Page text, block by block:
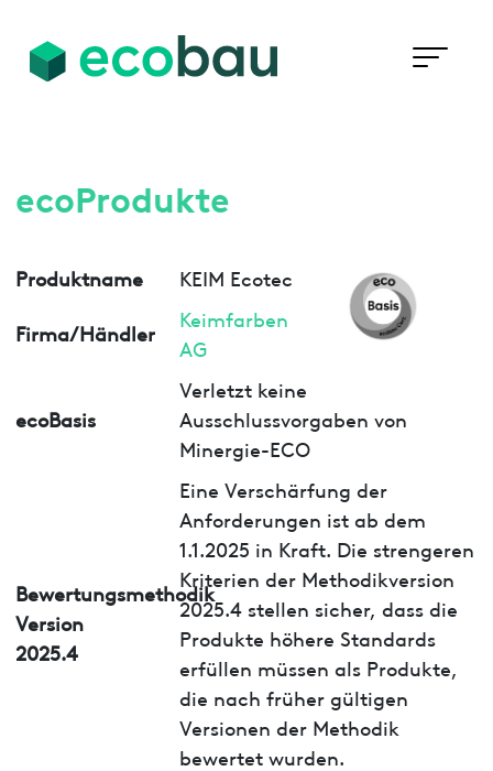
ecoProdukte
Produktname KEIM Ecotec
Firma/Händler
Keimfarben
AG
ecoBasis
Verletzt keine
Ausschlussvorgaben von
Minergie-ECO
Bewertungsmethodik
Version
2025.4
Eine Verschärfung der
Anforderungen ist ab dem
1.1.2025 in Kraft. Die strengeren
Kriterien der Methodikversion
2025.4 stellen sicher, dass die
Produkte höhere Standards
erfüllen müssen als Produkte,
die nach früher gültigen
Versionen der Methodik
bewertet wurden.